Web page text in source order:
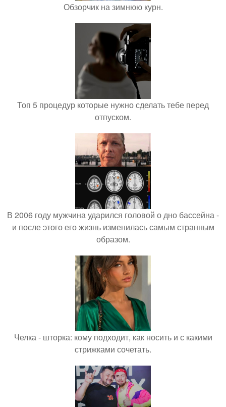
Обзорчик на зимнюю курн.
Топ 5 процедур которые нужно сделать тебе перед
отпуском.
В 2006 году мужчина ударился головой о дно бассейна -
и после этого его жизнь изменилась самым странным
образом.
Челка - шторка: кому подходит, как носить и с какими
стрижками сочетать.